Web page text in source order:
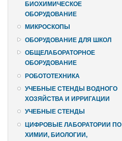
БИОХИМИЧЕСКОЕ
ОБОРУДОВАНИЕ
МИКРОСКОПЫ
ОБОРУДОВАНИЕ ДЛЯ ШКОЛ
ОБЩЕЛАБОРАТОРНОЕ
ОБОРУДОВАНИЕ
РОБОТОТЕХНИКА
УЧЕБНЫЕ СТЕНДЫ ВОДНОГО
ХОЗЯЙСТВА И ИРРИГАЦИИ
УЧЕБНЫЕ СТЕНДЫ
ЦИФРОВЫЕ ЛАБОРАТОРИИ ПО
ХИМИИ, БИОЛОГИИ,